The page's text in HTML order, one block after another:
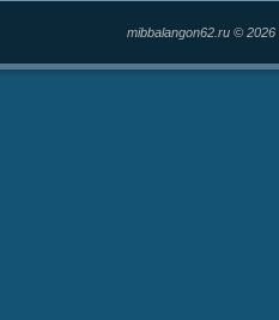
mibbalangon62.ru ©